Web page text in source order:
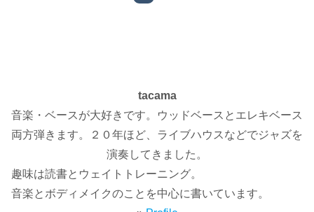
tacama
音楽・ベースが大好きです。ウッドベースとエレキベース
両方弾きます。２０年ほど、ライブハウスなどでジャズを
演奏してきました。
趣味は読書とウェイトトレーニング。
音楽とボディメイクのことを中心に書いています。